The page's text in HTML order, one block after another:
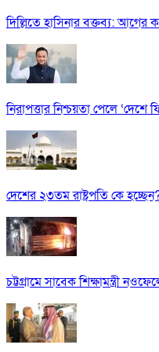
দিল্লিতে হাসিনার বক্তব্য:
নিরাপত্তার নিশ্চয়তা পেলে
দেশের ২৩তম রাষ্ট্রপতি কে
চট্টগ্রামে সাবেক শিক্ষামন্ত্রী